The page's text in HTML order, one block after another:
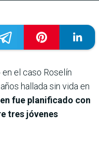
el caso Roselín
hallada sin vida en
fue planificado con
tres jóvenes